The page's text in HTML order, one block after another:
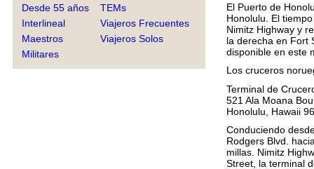
Desde 55 años
Interlineal
Maestros
Militares
TEMs
Viajeros Frecuentes
Viajeros Solos
El Puerto de
Honolulu. El
Nimitz Highway y
la derecha en Fort
disponible en este
Los cruceros
Terminal de
521 Ala Moana
Honolulu, Hawaii
Conduciendo
Rodgers Blvd.
millas. Nimitz
Street, la terminal